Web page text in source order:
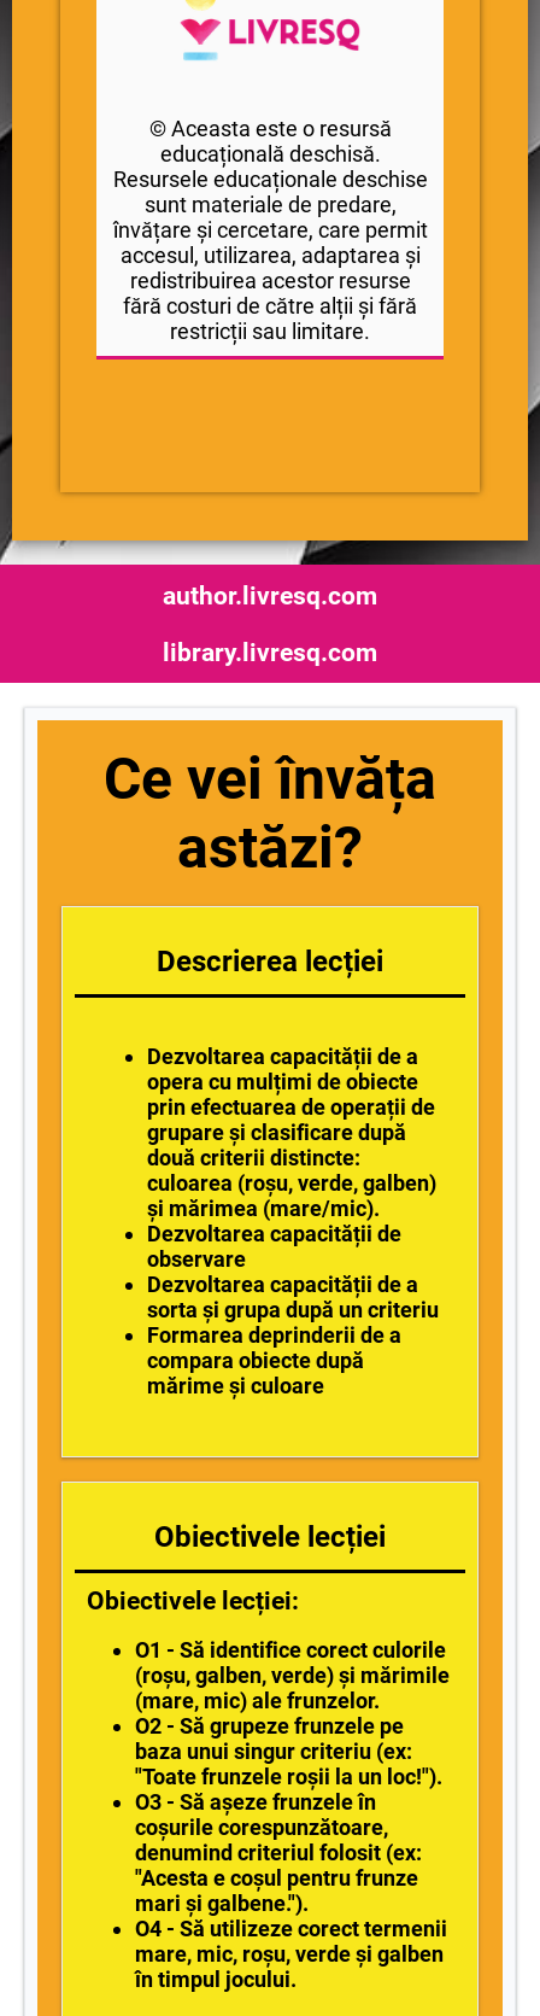
© Aceasta este o resursă
educațională deschisă.
Resursele educaționale deschise
sunt materiale de predare,
învățare și cercetare, care permit
accesul, utilizarea, adaptarea și
redistribuirea acestor resurse
fără costuri de către alții și fără
restricții sau limitare.
author.livresq.com
library.livresq.com
Ce vei învăța
astăzi?
Descrierea lecției
Dezvoltarea capacității de a
opera cu mulțimi de obiecte
prin efectuarea de operații de
grupare și clasificare după
două criterii distincte:
culoarea (roșu, verde, galben)
și mărimea (mare/mic).
Dezvoltarea capacității de
observare
Dezvoltarea capacității de a
sorta și grupa după un criteriu
Formarea deprinderii de a
compara obiecte după
mărime și culoare
Obiectivele lecției
Obiectivele lecției:
O1 - Să identifice corect culorile
(roșu, galben, verde) și mărimile
(mare, mic) ale frunzelor.
O2 - Să grupeze frunzele pe
baza unui singur criteriu (ex:
"Toate frunzele roșii la un loc!").
O3 - Să așeze frunzele în
coșurile corespunzătoare,
denumind criteriul folosit (ex:
"Acesta e coșul pentru frunze
mari și galbene.").
O4 - Să utilizeze corect termenii
mare, mic, roșu, verde și galben
în timpul jocului.